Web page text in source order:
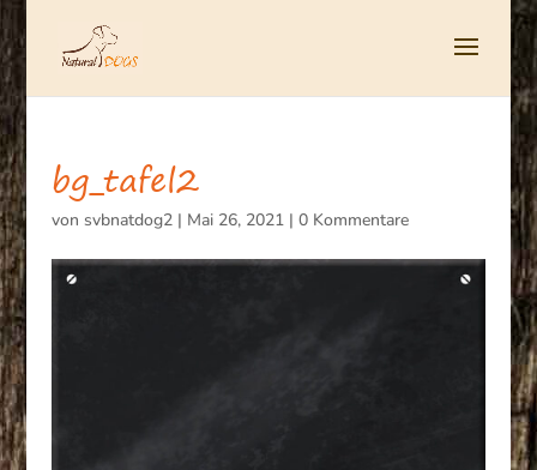
bg_tafel2
von svbnatdog2| Mai 26, 2021| 0 Kommentare